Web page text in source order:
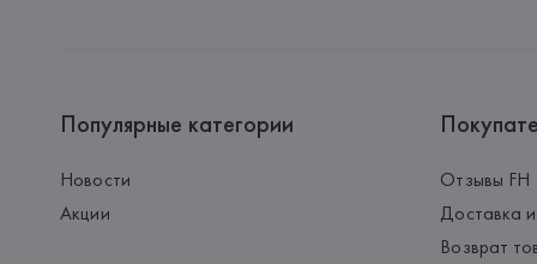
Популярные категории
Новости
Акции
Отзывы FH
Доставка
Возврат